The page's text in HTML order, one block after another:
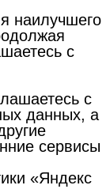
наилучшего
с
с
данных, а
сервисы
«Яндекс